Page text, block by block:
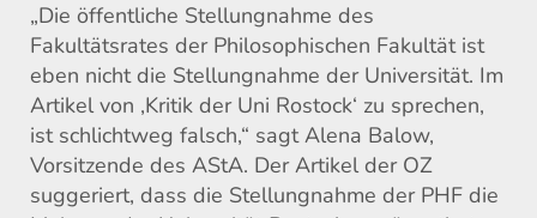
„Die öffentliche Stellungnahme des
Fakultätsrates der Philosophischen Fakultät ist
eben nicht die Stellungnahme der Universität. Im
Artikel von ‚Kritik der Uni Rostock‘ zu sprechen,
ist schlichtweg falsch,“ sagt Alena Balow,
Vorsitzende des AStA. Der Artikel der OZ
suggeriert, dass die Stellungnahme der PHF die